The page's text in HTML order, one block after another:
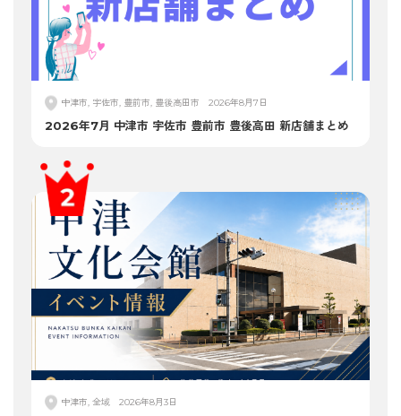
中津市, 宇佐市, 豊前市, 豊後高田市 2026年8月7日
2026年7月 中津市 宇佐市 豊前市 豊後高田 新店舗まとめ
中津市, 全域 2026年8月3日